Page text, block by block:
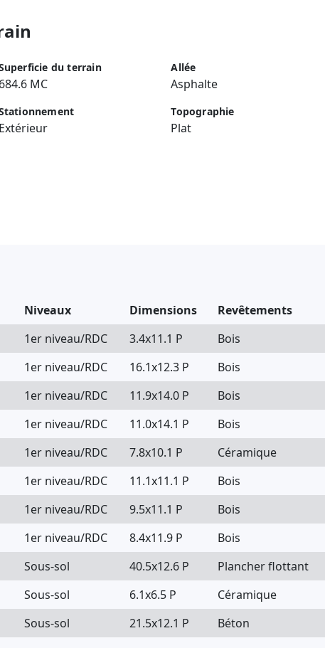
du terrain
684.6 MC
Allée
Asphalte
Extérieur
Topographie
Plat
Niveaux Dimensions
Revêtements
1er niveau/RDC 3.4x11.1 P
Bois
1er niveau/RDC 16.1x12.3 P
Bois
1er niveau/RDC 11.9x14.0 P
Bois
1er niveau/RDC 11.0x14.1 P
Bois
1er niveau/RDC 7.8x10.1 P
Céramique
1er niveau/RDC 11.1x11.1 P
Bois
1er niveau/RDC 9.5x11.1 P
Bois
1er niveau/RDC 8.4x11.9 P
Bois
Sous-sol 40.5x12.6 P
Plancher flottant
Sous-sol 6.1x6.5 P
Céramique
Sous-sol 21.5x12.1 P Béton